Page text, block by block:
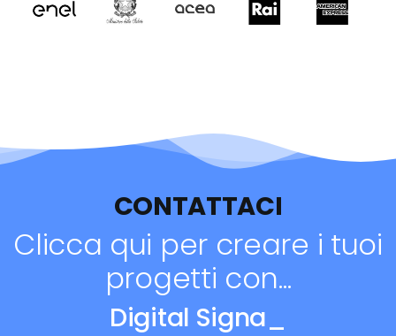
CONTATTACI
Clicca qui per creare i tuoi
progetti con...
Digita_